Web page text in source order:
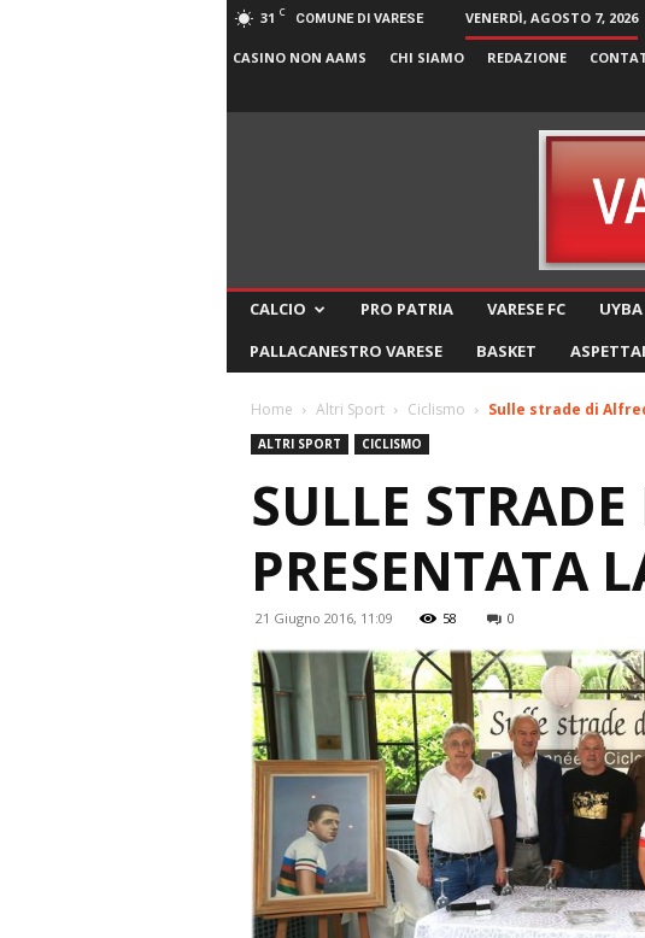
31 C COMUNE DI VARESE VENERDÌ, AGOSTO 7, 2026
CASINO NON AAMS CHI SIAMO REDAZIONE
CALCIO PRO PATRIA VARESE FC
PALLACANESTRO VARESE
BASKET
Home Altri Sport Ciclismo Sulle strade di
ALTRI SPORT CICLISMO
SULLE
PRESENTATA
21 Giugno 2016, 11:09 58 0